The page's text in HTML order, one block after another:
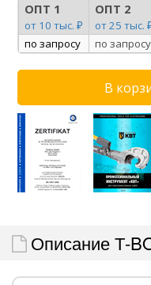
ОПТ 1
от 10 тыс. ₽
ОПТ 2
от 25 тыс.
по запросу
по запросу
Описание Т-